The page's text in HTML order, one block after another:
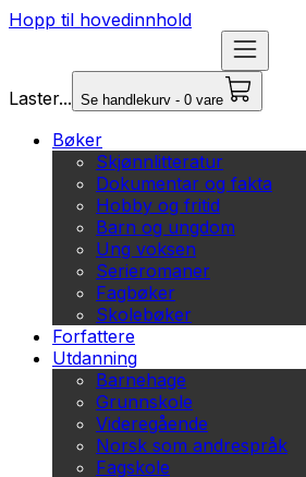
Hopp til hovedinnhold
Laster... Se handlekurv - 0 vare
Bøker
Skjønnlitteratur
Dokumentar og fakta
Hobby og fritid
Barn og ungdom
Ung voksen
Serieromaner
Fagbøker
Skolebøker
Forfattere
Utdanning
Barnehage
Grunnskole
Videregående
Norsk som andrespråk
Fagskole